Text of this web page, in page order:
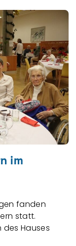
im
fanden
statt.
Hauses